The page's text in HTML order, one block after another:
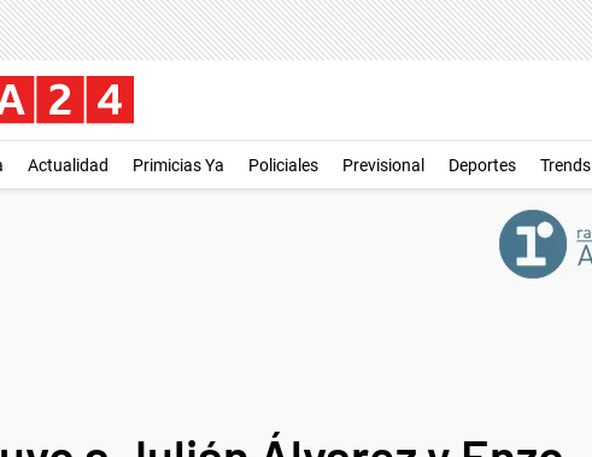
Actualidad Primicias Ya Policiales Previsional Deportes Trends